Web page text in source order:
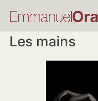
Les mains